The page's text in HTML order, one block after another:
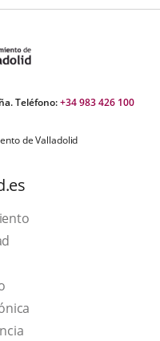
Teléfono:+34 983 426 100
de Valladolid
This
link
will